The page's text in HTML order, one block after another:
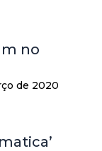
no
de 2020